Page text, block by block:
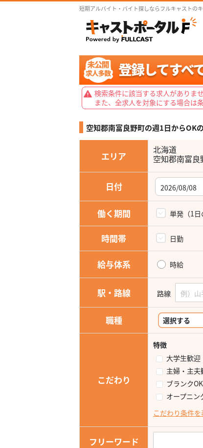
短期アルバイト・バイト探しならフルキャストの
検索条件に該当する求人がありま
また、全求人を対象にする場合は
空知郡南富良野町の週1日からOKの
エリア
北海道
空知郡南富良
日付
働く期間 単発（1日
時間帯 日勤
給与体系 時給
駅・路線 路線
職種 選択する
こだわり
特徴
大学生歓迎
主婦・主夫
ブランクOK
オープニン
こだわり条件を
フリーワード